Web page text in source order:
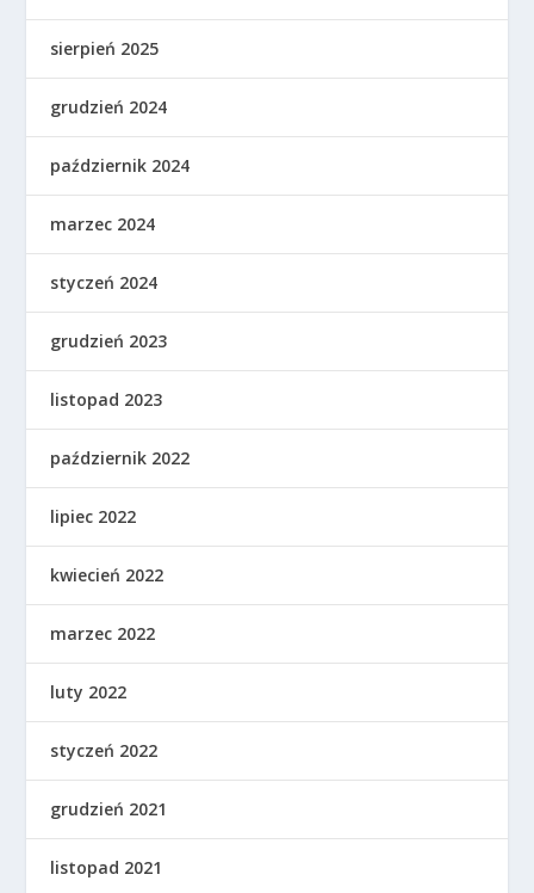
sierpień 2025
grudzień 2024
październik 2024
marzec 2024
styczeń 2024
grudzień 2023
listopad 2023
październik 2022
lipiec 2022
kwiecień 2022
marzec 2022
luty 2022
styczeń 2022
grudzień 2021
listopad 2021